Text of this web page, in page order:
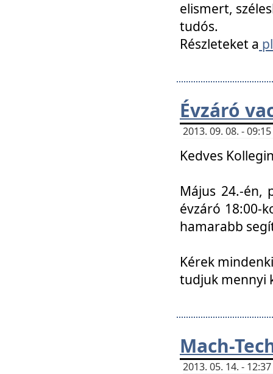
elismert,
tudós.
Részleteket a
Évzáró
2013. 09. 08. -
Kedves
Május 24.-én,
évzáró 18:00-
hamarabb
Kérek
tudjuk mennyi
Mach-
2013. 05. 14. -